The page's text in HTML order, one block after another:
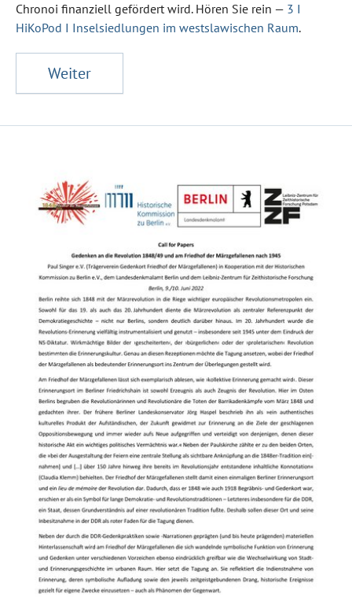
Chronoi finanziell gefördert wird. Hören Sie rein — 3 I
HiKoPod I Inselsiedlungen im westslawischen Raum.
Weiter